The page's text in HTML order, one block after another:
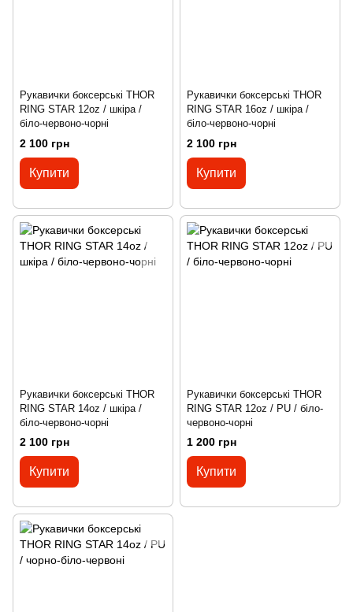
Рукавички боксерські THOR
RING STAR 12oz / шкіра /
біло-червоно-чорні
2 100 грн
Купити
Рукавички боксерські THOR
RING STAR 16oz / шкіра /
біло-червоно-чорні
2 100 грн
Купити
Рукавички боксерські THOR
RING STAR 14oz / шкіра /
біло-червоно-чорні
2 100 грн
Купити
Рукавички боксерські THOR
RING STAR 12oz / PU / біло-
червоно-чорні
1 200 грн
Купити